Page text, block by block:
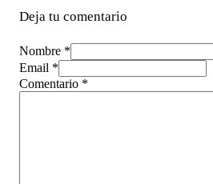
Deja tu comentario
Nombre *
Email *
Comentario *